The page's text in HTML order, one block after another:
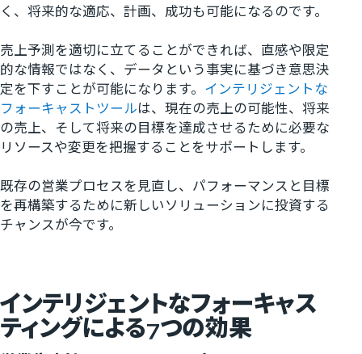
く、将来的な適応、計画、成功も可能になるのです。
売上予測を適切に立てることができれば、直感や限定
的な情報ではなく、データという事実に基づき意思決
定を下すことが可能になります。 インテリジェントな
フォーキャストツールは、現在の売上の可能性、将来
の売上、そして将来の目標を達成させるために必要な
リソースや変更を把握することをサポートします。
既存の営業プロセスを見直し、パフォーマンスと目標
を再構築するために新しいソリューションに投資する
チャンスが今です。
インテリジェントなフォーキャス
ティングによる7つの効果